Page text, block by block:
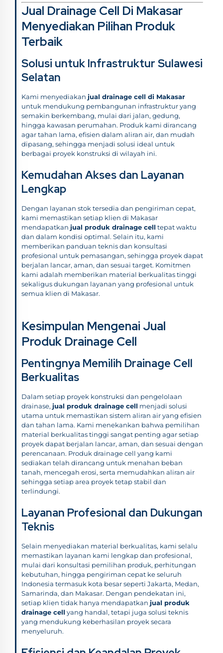
Jual Drainage Cell Di Makasar
Menyediakan Pilihan Produk
Terbaik
Solusi untuk Infrastruktur Sulawesi
Selatan
Kami menyediakan jual drainage cell di Makasar
untuk mendukung pembangunan infrastruktur yang
semakin berkembang, mulai dari jalan, gedung,
hingga kawasan perumahan. Produk kami dirancang
agar tahan lama, efisien dalam aliran air, dan mudah
dipasang, sehingga menjadi solusi ideal untuk
berbagai proyek konstruksi di wilayah ini.
Kemudahan Akses dan Layanan
Lengkap
Dengan layanan stok tersedia dan pengiriman cepat,
kami memastikan setiap klien di Makasar
mendapatkan jual produk drainage cell tepat waktu
dan dalam kondisi optimal. Selain itu, kami
memberikan panduan teknis dan konsultasi
profesional untuk pemasangan, sehingga proyek dapat
berjalan lancar, aman, dan sesuai target. Komitmen
kami adalah memberikan material berkualitas tinggi
sekaligus dukungan layanan yang profesional untuk
semua klien di Makasar.
Kesimpulan Mengenai Jual
Produk Drainage Cell
Pentingnya Memilih Drainage Cell
Berkualitas
Dalam setiap proyek konstruksi dan pengelolaan
drainase, jual produk drainage cell menjadi solusi
utama untuk memastikan sistem aliran air yang efisien
dan tahan lama. Kami menekankan bahwa pemilihan
material berkualitas tinggi sangat penting agar setiap
proyek dapat berjalan lancar, aman, dan sesuai dengan
perencanaan. Produk drainage cell yang kami
sediakan telah dirancang untuk menahan beban
tanah, mencegah erosi, serta memudahkan aliran air
sehingga setiap area proyek tetap stabil dan
terlindungi.
Layanan Profesional dan Dukungan
Teknis
Selain menyediakan material berkualitas, kami selalu
memastikan layanan kami lengkap dan profesional,
mulai dari konsultasi pemilihan produk, perhitungan
kebutuhan, hingga pengiriman cepat ke seluruh
Indonesia termasuk kota besar seperti Jakarta, Medan,
Samarinda, dan Makasar. Dengan pendekatan ini,
setiap klien tidak hanya mendapatkan jual produk
drainage cell yang handal, tetapi juga solusi teknis
yang mendukung keberhasilan proyek secara
menyeluruh.